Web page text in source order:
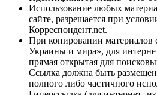
Использование любых
сайте, разрешается при
Корреспондент.net.
При копировании материалов
Украины и мира», для
прямая открытая для
Ссылка должна быть
полного либо частичного